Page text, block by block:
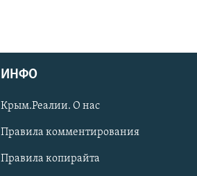
ИНФО
Крым.Реалии. О нас
Правила комментирования
Правила копирайта